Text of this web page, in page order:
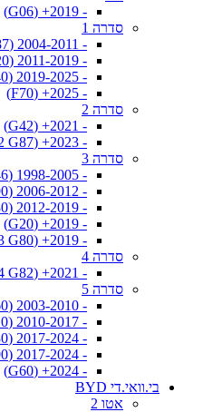
- 2019+ (G06)
סדרה 1
- 2004-2011 (E87)
- 2011-2019 (F20)
- 2019-2025 (F40)
- 2025+ (F70)
סדרה 2
- 2021+ (G42)
- 2023+ (M2 G87)
סדרה 3
- 1998-2005 (E46)
- 2006-2012 (E90)
- 2012-2019 (F30)
- 2019+ (G20)
- 2019+ (M3 G80)
סדרה 4
- 2021+ (M4 G82)
סדרה 5
- 2003-2010 (E60)
- 2010-2017 (F10)
- 2017-2024 (G30)
- 2017-2024 (M5 F90)
- 2024+ (G60)
בי.וואי.די BYD
אטו 2